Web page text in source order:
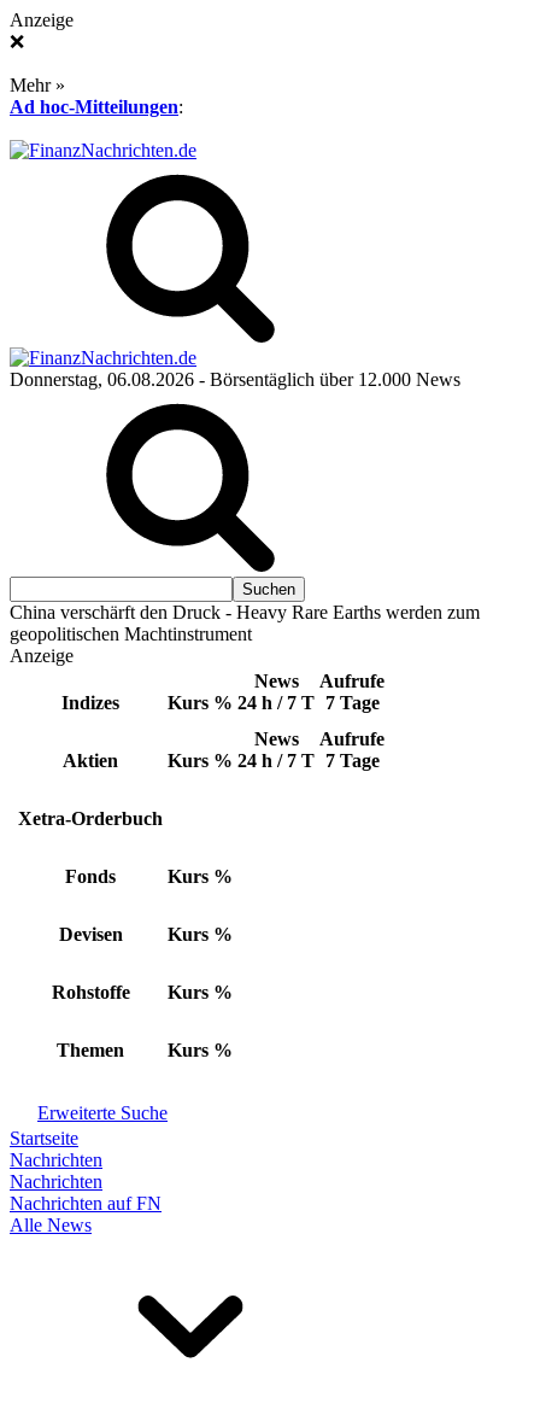
Anzeige
❌
Mehr »
Ad hoc-Mitteilungen:
Donnerstag, 06.08.2026 - Börsentäglich über 12.000 News
China verschärft den Druck - Heavy Rare Earths werden zum
geopolitischen Machtinstrument
Anzeige
Indizes Kurs %
News
24 h / 7 T
Aufrufe
7 Tage
Aktien Kurs %
News
24 h / 7 T
Aufrufe
7 Tage
Xetra-Orderbuch
Fonds Kurs %
Devisen Kurs %
Rohstoffe Kurs %
Themen Kurs %
Erweiterte Suche
Startseite
Nachrichten
Nachrichten
Nachrichten auf FN
Alle News